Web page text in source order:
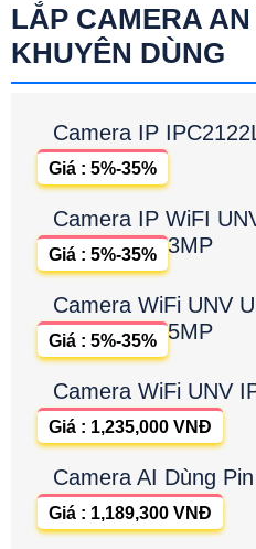
LẮP CAMERA
KHUYÊN DÙNG
Camera IP
Giá : 5%-35%
Camera IP WiFI
3MP
Giá : 5%-35%
Camera WiFi UNV
5MP
Giá : 5%-35%
Camera WiFi UNV
Giá : 1,235,000 VNĐ
Camera AI Dùng
Giá : 1,189,300 VNĐ